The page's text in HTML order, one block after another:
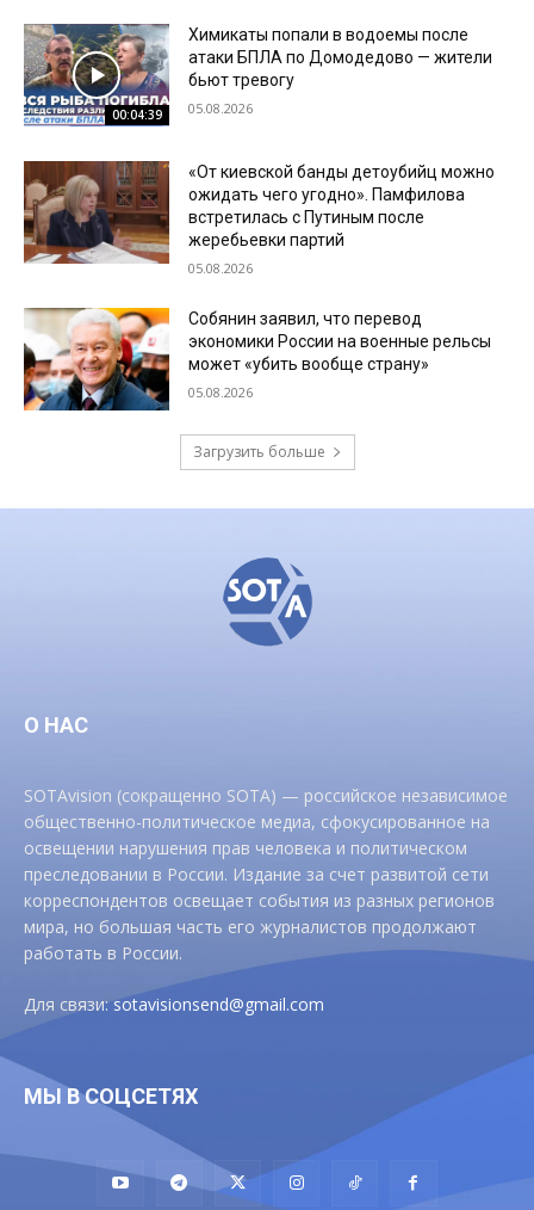
00:04:39
Химикаты попали в водоемы после
атаки БПЛА по Домодедово — жители
бьют тревогу
05.08.2026
«От киевской банды детоубийц можно
ожидать чего угодно». Памфилова
встретилась с Путиным после
жеребьевки партий
05.08.2026
Собянин заявил, что перевод
экономики России на военные рельсы
может «убить вообще страну»
05.08.2026
Загрузить больше
О НАС
SOTAvision (сокращенно SOTA) — российское независимое
общественно-политическое медиа, сфокусированное на
освещении нарушения прав человека и политическом
преследовании в России. Издание за счет развитой сети
корреспондентов освещает события из разных регионов
мира, но большая часть его журналистов продолжают
работать в России.
Для связи:sotavisionsend@gmail.com
МЫ В СОЦСЕТЯХ